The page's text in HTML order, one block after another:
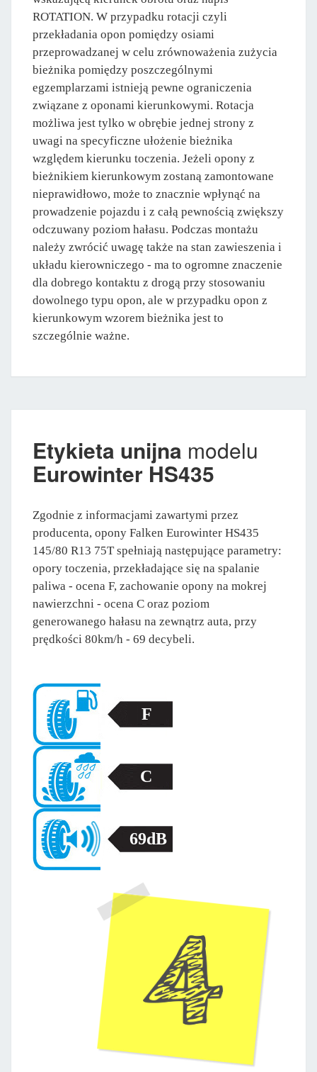
ROTATION. W przypadku rotacji czyli
przekładania opon pomiędzy osiami
przeprowadzanej w celu zrównoważenia zużycia
bieżnika pomiędzy poszczególnymi
egzemplarzami istnieją pewne ograniczenia
związane z oponami kierunkowymi. Rotacja
możliwa jest tylko w obrębie jednej strony z
uwagi na specyficzne ułożenie bieżnika
względem kierunku toczenia. Jeżeli opony z
bieżnikiem kierunkowym zostaną zamontowane
nieprawidłowo, może to znacznie wpłynąć na
prowadzenie pojazdu i z całą pewnością zwiększy
odczuwany poziom hałasu. Podczas montażu
należy zwrócić uwagę także na stan zawieszenia i
układu kierowniczego - ma to ogromne znaczenie
dla dobrego kontaktu z drogą przy stosowaniu
dowolnego typu opon, ale w przypadku opon z
kierunkowym wzorem bieżnika jest to
szczególnie ważne.
Etykieta unijna modelu
Eurowinter HS435
Zgodnie z informacjami zawartymi przez
producenta, opony Falken Eurowinter HS435
145/80 R13 75T spełniają następujące parametry:
opory toczenia, przekładające się na spalanie
paliwa - ocena F, zachowanie opony na mokrej
nawierzchni - ocena C oraz poziom
generowanego hałasu na zewnątrz auta, przy
prędkości 80km/h - 69 decybeli.
F
C
69dB